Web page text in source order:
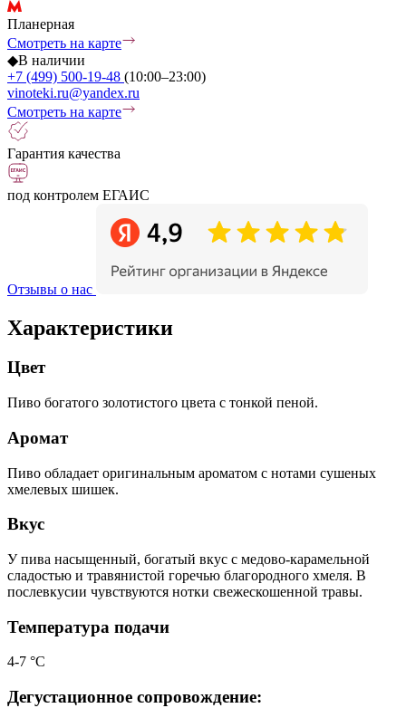
Планерная
Смотреть на карте
◆В наличии
+7 (499) 500-19-48 (10:00–23:00)
vinoteki.ru@yandex.ru
Смотреть на карте
Гарантия качества
под контролем ЕГАИС
Отзывы о нас
Характеристики
Цвет
Пиво богатого золотистого цвета с тонкой пеной.
Аромат
Пиво обладает оригинальным ароматом с нотами сушеных
хмелевых шишек.
Вкус
У пива насыщенный, богатый вкус с медово-карамельной
сладостью и травянистой горечью благородного хмеля. В
послевкусии чувствуются нотки свежескошенной травы.
Температура подачи
4-7 °С
Дегустационное сопровождение: